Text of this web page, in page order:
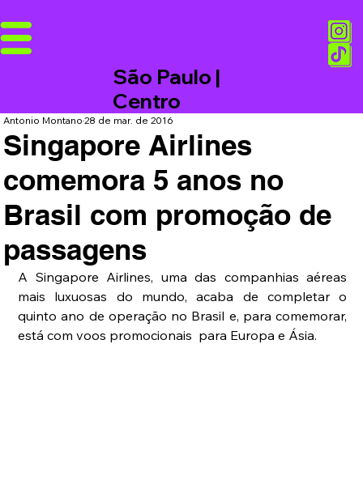
São Paulo |
Centro
Singapore Airlines
comemora 5 anos no
Brasil com promoção de
passagens
Antonio Montano28 de mar. de 2016
A Singapore Airlines, uma das companhias aéreas
mais luxuosas do mundo, acaba de completar o
quinto ano de operação no Brasil e, para comemorar,
está com voos promocionais  para Europa e Ásia.